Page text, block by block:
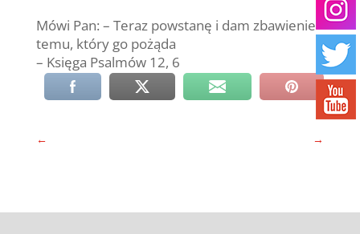
Mówi Pan: – Teraz powstanę i dam zbawienie
temu, który go pożąda
– Księga Psalmów 12, 6
← →